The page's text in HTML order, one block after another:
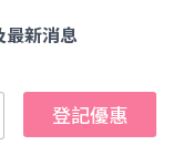
新消息
登記優惠